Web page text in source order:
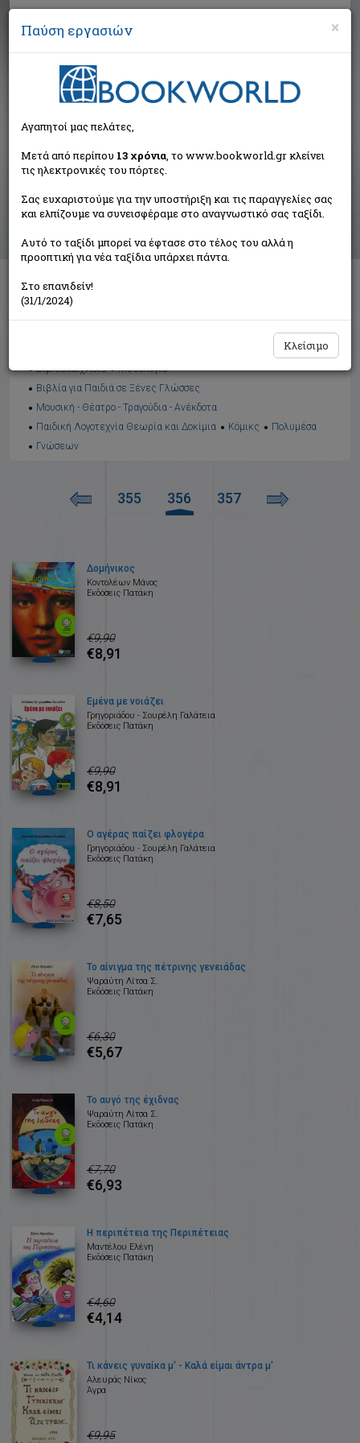
Αναζήτηση
Βιβλία στην κατηγορία
Παιδικά - Εφηβικά
Διαθέσιμες υποκατηγορίες
Εορταστικά - Επετειακά
Ημερολόγια - Λευκώματα
Βιβλιοπαιχνίδια
Μυθολογία
Βιβλία για Παιδιά σε Ξένες Γλώσσες
Μουσική - Θέατρο - Τραγούδια - Ανέκδοτα
Παιδική Λογοτεχνία Θεωρία και Δοκίμια
Κόμικς
Πολυμέσα
Γνώσεων
355 356 357
Δομήνικος
Κοντολέων Μάνος
Εκδόσεις Πατάκη
€9,90
€8,91
Εμένα με νοιάζει
Γρηγοριάδου - Σουρέλη Γαλάτεια
Εκδόσεις Πατάκη
€9,90
€8,91
Ο αγέρας παίζει φλογέρα
Γρηγοριάδου - Σουρέλη Γαλάτεια
Εκδόσεις Πατάκη
€8,50
€7,65
Το αίνιγμα της πέτρινης γενειάδας
Ψαραύτη Λίτσα Σ.
Εκδόσεις Πατάκη
€6,30
€5,67
Το αυγό της έχιδνας
Ψαραύτη Λίτσα Σ.
Εκδόσεις Πατάκη
€7,70
€6,93
Η περιπέτεια της Περιπέτειας
Μαντέλου Ελένη
Εκδόσεις Πατάκη
€4,60
€4,14
Τι κάνεις γυναίκα μ' - Καλά είμαι άντρα μ'
Αλευράς Νίκος
Άγρα
€9,95
×
Παύση εργασιών
Αγαπητοί μας πελάτες,
Μετά από περίπου 13 χρόνια, το www.bookworld.gr κλείνει
τις ηλεκτρονικές του πόρτες.
Σας ευχαριστούμε για την υποστήριξη και τις παραγγελίες σας
και ελπίζουμε να συνεισφέραμε στο αναγνωστικό σας ταξίδι.
Αυτό το ταξίδι μπορεί να έφτασε στο τέλος του αλλά η
προοπτική για νέα ταξίδια υπάρχει πάντα.
Στο επανιδείν!
(31/1/2024)
Κλείσιμο